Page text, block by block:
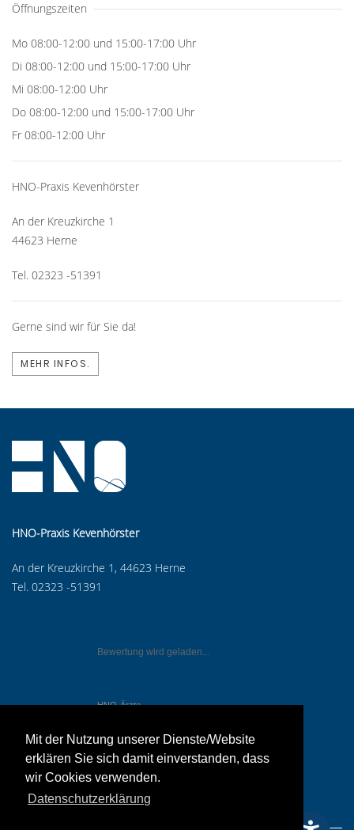
Mit der Nutzung unserer Dienste/Website
erklären Sie sich damit einverstanden, dass
wir Cookies verwenden.
Datenschutzerklärung
Öffnungszeiten
Mo 08:00-12:00 und 15:00-17:00 Uhr
Di 08:00-12:00 und 15:00-17:00 Uhr
Mi 08:00-12:00 Uhr
Do 08:00-12:00 und 15:00-17:00 Uhr
Fr 08:00-12:00 Uhr
HNO-Praxis Kevenhörster
An der Kreuzkirche 1
44623 Herne
Tel. 02323 -51391
Gerne sind wir für Sie da!
MEHR INFOS.
HNO-Praxis Kevenhörster
An der Kreuzkirche 1, 44623 Herne
Tel. 02323 -51391
Bewertung wird geladen...
HNO-Ärzte
IMPRESSUM DATENSCHUTZERKLÄRUNG